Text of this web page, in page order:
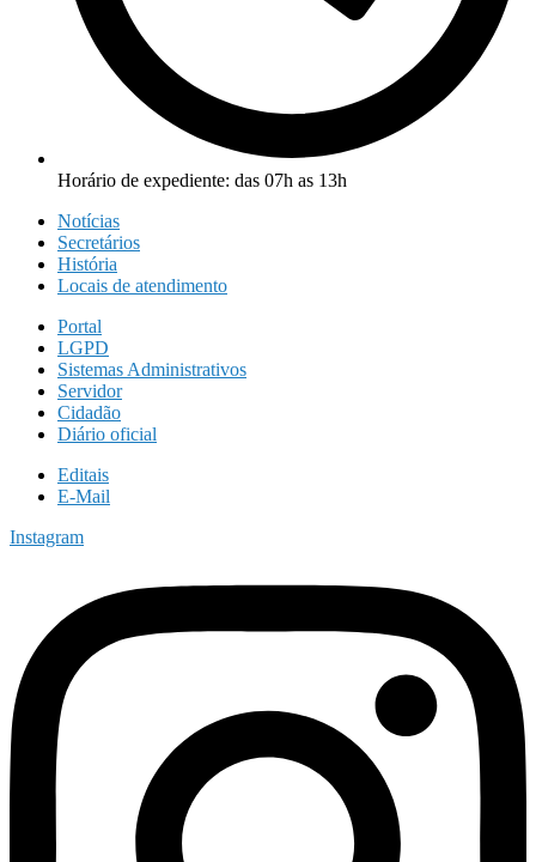
Horário de expediente: das 07h as 13h
Notícias
Secretários
História
Locais de atendimento
Portal
LGPD
Sistemas Administrativos
Servidor
Cidadão
Diário oficial
Editais
E-Mail
Instagram